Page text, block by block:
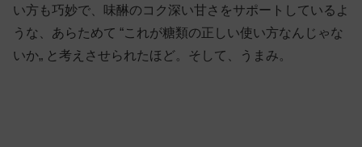
い方も巧妙で、味醂のコク深い甘さをサポートしているよ
うな、あらためて “これが糖類の正しい使い方なんじゃな
いか„ と考えさせられたほど。そして、うまみ。